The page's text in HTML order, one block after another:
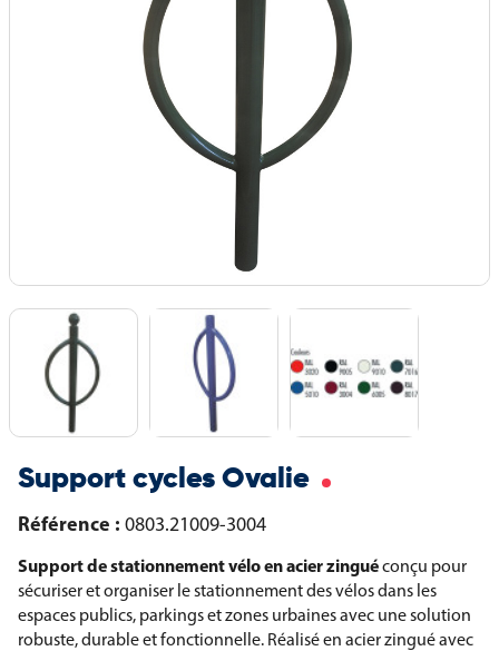
Support cycles Ovalie
Référence : 0803.21009-3004
Support de stationnement vélo en acier zinguéconçu pour
sécuriser et organiser le stationnement des vélos dans les
espaces publics, parkings et zones urbaines avec une solution
robuste, durable et fonctionnelle. Réalisé en acier zingué avec